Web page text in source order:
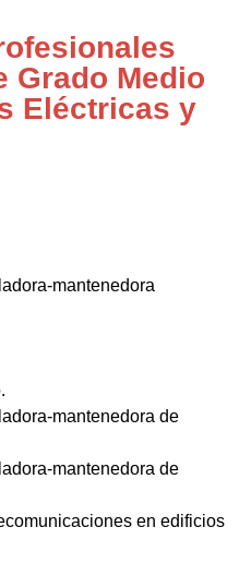
Grado Medio
Eléctricas y
mantenedora
mantenedora de
mantenedora de
en edificios